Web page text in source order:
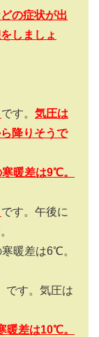
の症状が出
しましょ
です。 気圧は
降りそうで
暖差は9℃。
です。午後に
暖差は6℃。
です。気圧は
暖差は10℃。